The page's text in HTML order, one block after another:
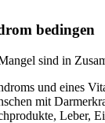
bedingen
sind in
und eines
mit
Leber,